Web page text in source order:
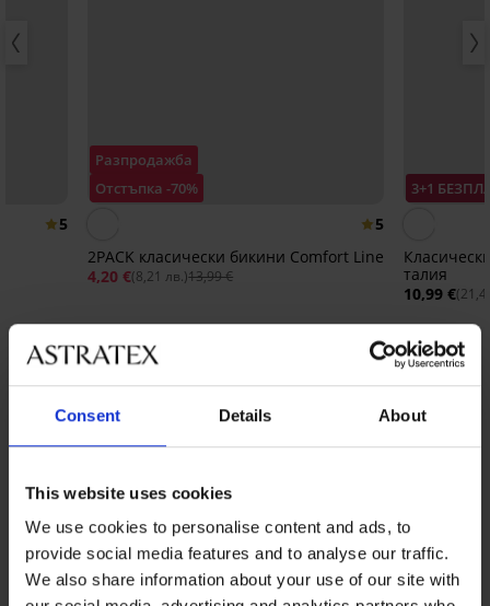
Consent Details About
This website uses cookies
We use cookies to personalise content and ads, to
provide social media features and to analyse our traffic.
We also share information about your use of our site with
5
Разпродажба
Отстъпка -70%
5
2PACK класически бикини Comfort Line
4,20 €(8,21 лв.)13,99 €
3+1
талия
10,99 €